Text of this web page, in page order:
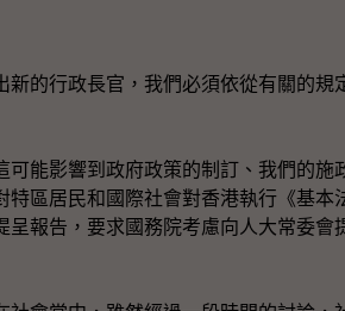
的行政長官，我們必須依從有關的規
能影響到政府政策的制訂、我們的施
區居民和國際社會對香港執行《基本
報告，要求國務院考慮向人大常委會